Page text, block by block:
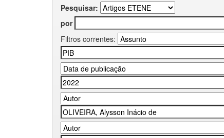
Pesquisar:
por
Filtros correntes: